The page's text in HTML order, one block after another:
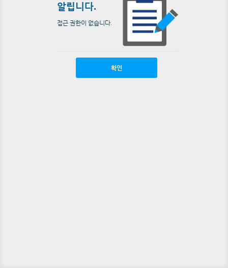
알립니다.
접근 권한이 없습니다.